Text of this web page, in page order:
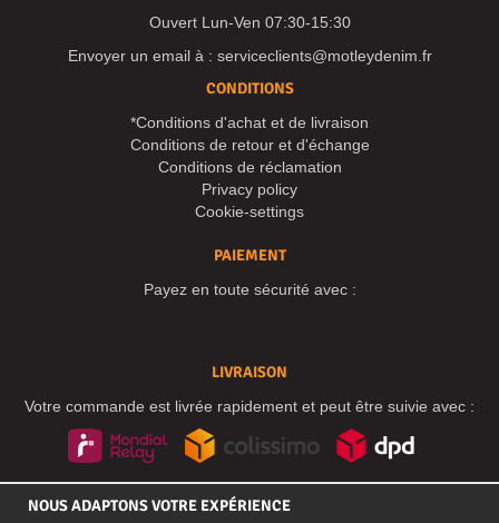
Ouvert Lun-Ven 07:30-15:30
Envoyer un email à : serviceclients@motleydenim.fr
CONDITIONS
*Conditions d'achat et de livraison
Conditions de retour et d'échange
Conditions de réclamation
Privacy policy
Cookie-settings
PAIEMENT
Payez en toute sécurité avec :
LIVRAISON
Votre commande est livrée rapidement et peut être suivie avec :
RÉSEAUX SOCIAUX
NOUS ADAPTONS VOTRE EXPÉRIENCE